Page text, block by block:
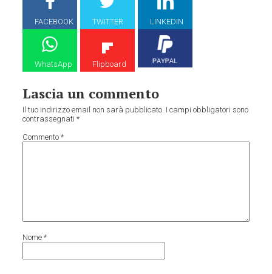
FACEBOOK TWITTER LINKEDIN
WhatsApp Flipboard
Lascia un commento
Il tuo indirizzo email non sarà pubblicato. I campi obbligatori sono
contrassegnati*
Commento*
Nome*